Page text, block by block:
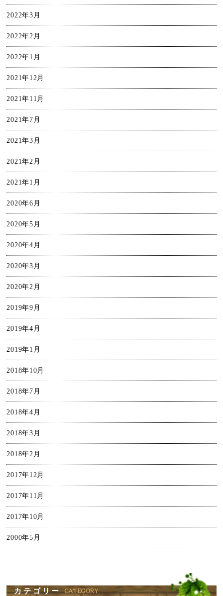
2022年3月
2022年2月
2022年1月
2021年12月
2021年11月
2021年7月
2021年3月
2021年2月
2021年1月
2020年6月
2020年5月
2020年4月
2020年3月
2020年2月
2019年9月
2019年4月
2019年1月
2018年10月
2018年7月
2018年4月
2018年3月
2018年2月
2017年12月
2017年11月
2017年10月
2000年5月
カテゴリー